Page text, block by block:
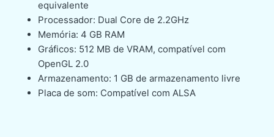
equivalente
Processador: Dual Core de 2.2GHz
Memória: 4 GB RAM
Gráficos: 512 MB de VRAM, compatível com
OpenGL 2.0
Armazenamento: 1 GB de armazenamento livre
Placa de som: Compatível com ALSA